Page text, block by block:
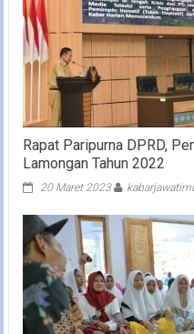
Rapat Paripurna DPRD,
Lamongan Tahun 2022
20 Maret 2023